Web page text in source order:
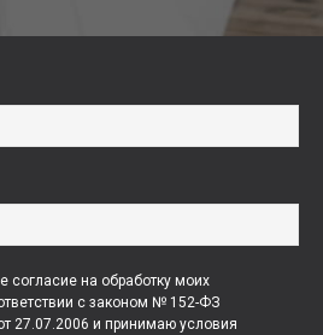
согласие на обработку моих
с законом № 152-ФЗ
27.07.2006 и принимаю условия